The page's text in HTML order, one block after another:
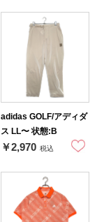
adidas GOLF/アディダ
ス LL〜 状態:B
￥2,970 税込